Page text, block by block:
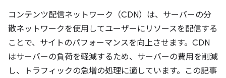
コンテンツ配信ネットワーク（CDN）は、サーバーの分
散ネットワークを使用してユーザーにリソースを配信する
ことで、サイトのパフォーマンスを向上させます。CDN
はサーバーの負荷を軽減するため、サーバーの費用を削減
し、トラフィックの急増の処理に適しています。この記事